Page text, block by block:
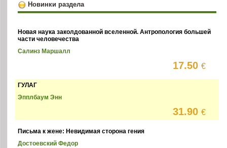
Новинки раздела
Новая наука заколдованной вселенной. Антропология большей
части человечества
Салинз Маршалл
17.50€
ГУЛАГ
Эпплбаум Энн
31.90€
Письма к жене: Невидимая сторона гения
Достоевский Федор